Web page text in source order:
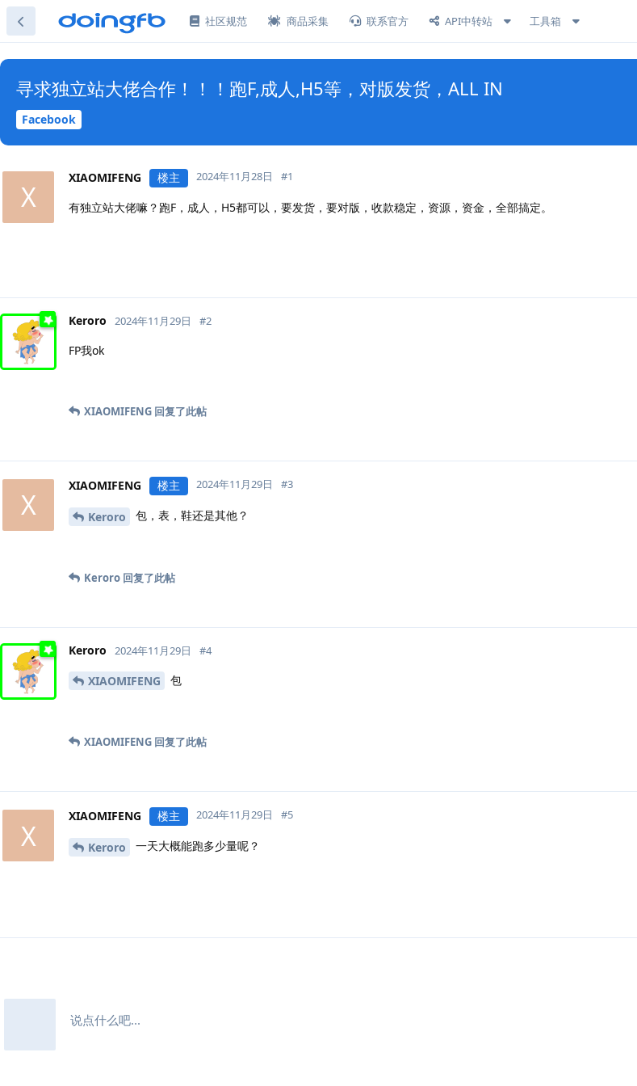
社区规范 商品采集 联系官方 API中转站 工具箱
Facebook
寻求独立站大佬合作！！！跑F,成人,H5等，对版发货，ALL IN
X
XIAOMIFENG 楼主 2024年11月28日 #1
有独立站大佬嘛？跑F，成人，H5都可以，要发货，要对版，收款稳定，资源，资金，全部搞定。
Keroro 2024年11月29日 #2
FP我ok
XIAOMIFENG 回复了此帖
X
XIAOMIFENG 楼主 2024年11月29日 #3
Keroro 包，表，鞋还是其他？
Keroro 回复了此帖
Keroro 2024年11月29日 #4
XIAOMIFENG 包
XIAOMIFENG 回复了此帖
X
XIAOMIFENG 楼主 2024年11月29日 #5
Keroro 一天大概能跑多少量呢？
说点什么吧...